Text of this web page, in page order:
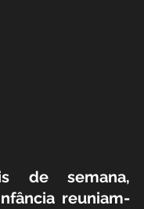
de semana,
reuniam-